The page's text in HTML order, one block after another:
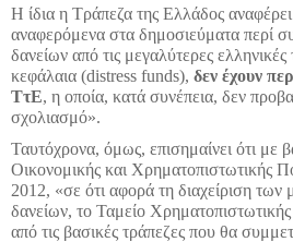
Η ίδια η Τράπεζα της Ελλάδος
αναφερόμενα στα δημοσιεύματα περί
δανείων από τις μεγαλύτερες
κεφάλαια (distress funds), δεν έχουν
ΤτΕ, η οποία, κατά συνέπεια, δεν
σχολιασμό».
Ταυτόχρονα, όμως, επισημαίνει ότι με
Οικονομικής και Χρηματοπιστωτικής
2012, «σε ότι αφορά τη διαχείριση
δανείων, το Ταμείο
από τις βασικές τράπεζες που θα